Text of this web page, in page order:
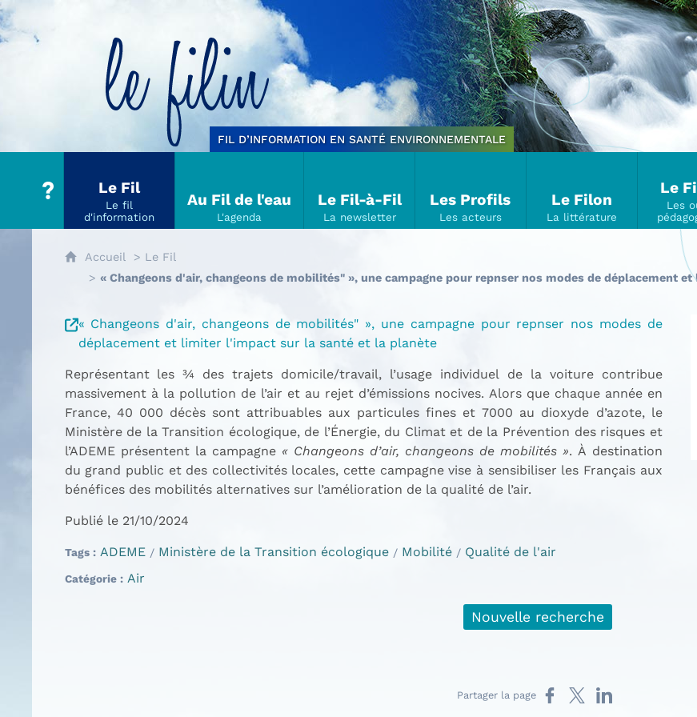
FIL D’INFORMATION EN SANTÉ ENVIRONNEMENTALE
Le Fil
Au Fil de l'eau Le Fil-à-Fil Les Profils Le Filon
Le
Accueil
Le Fil
« Changeons d'air, changeons de mobilités" », une campagne pour repnser nos modes de déplacement
« Changeons d'air, changeons de mobilités" », une campagne pour repnser nos modes de
déplacement et limiter l'impact sur la santé et la planète
Représentant les ¾ des trajets domicile/travail, l’usage individuel de la voiture contribue
massivement à la pollution de l’air et au rejet d’émissions nocives. Alors que chaque année en
France, 40 000 décès sont attribuables aux particules fines et 7000 au dioxyde d’azote, le
Ministère de la Transition écologique, de l’Énergie, du Climat et de la Prévention des risques et
l’ADEME présentent la campagne « Changeons d’air, changeons de mobilités ». À destination
du grand public et des collectivités locales, cette campagne vise à sensibiliser les Français aux
bénéfices des mobilités alternatives sur l’amélioration de la qualité de l’air.
Publié le 21/10/2024
Tags ADEME Ministère de la Transition écologique Mobilité Qualité de l'air
Catégorie Air
Nouvelle recherche
Partager la page Partager sur Facebook
Partager sur X
Partager sur LinkedIn